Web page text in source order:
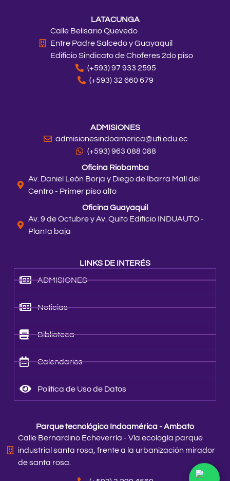
LINKS DE INTERÉS
ADMISIONES
Noticias
Biblioteca
Calendarios
Política de Uso de Datos
Parque tecnológico Indoamérica - Ambato
Calle Bernardino Echeverría - Vía ecología parque
industrial santa rosa, frente a la urbanización mirador
de santa rosa.
LATACUNGA
Calle Belisario Quevedo
Entre Padre Salcedo y Guayaquil
Edificio Sindicato de Choferes 2do piso
(+593) 97 933 2595
(+593) 32 660 679
ADMISIONES
admisionesindoamerica@uti.edu.ec
(+593) 963 088 088
Oficina Riobamba
Av. Daniel León Borja y Diego de Ibarra Mall del
Centro - Primer piso alto
Oficina Guayaquil
Av. 9 de Octubre y Av. Quito Edificio INDUAUTO -
Planta baja